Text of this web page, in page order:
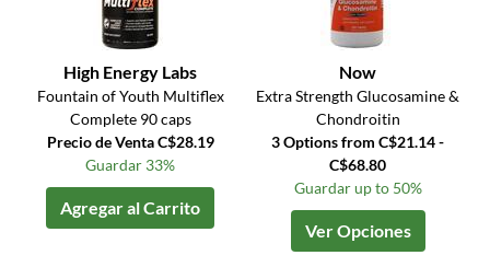
High Energy Labs
Fountain of Youth Multiflex
Complete 90 caps
Precio de Venta C$28.19
Guardar 33%
Agregar al Carrito
Now
Extra Strength Glucosamine &
Chondroitin
3 Options from C$21.14 -
C$68.80
Guardar up to 50%
Ver Opciones